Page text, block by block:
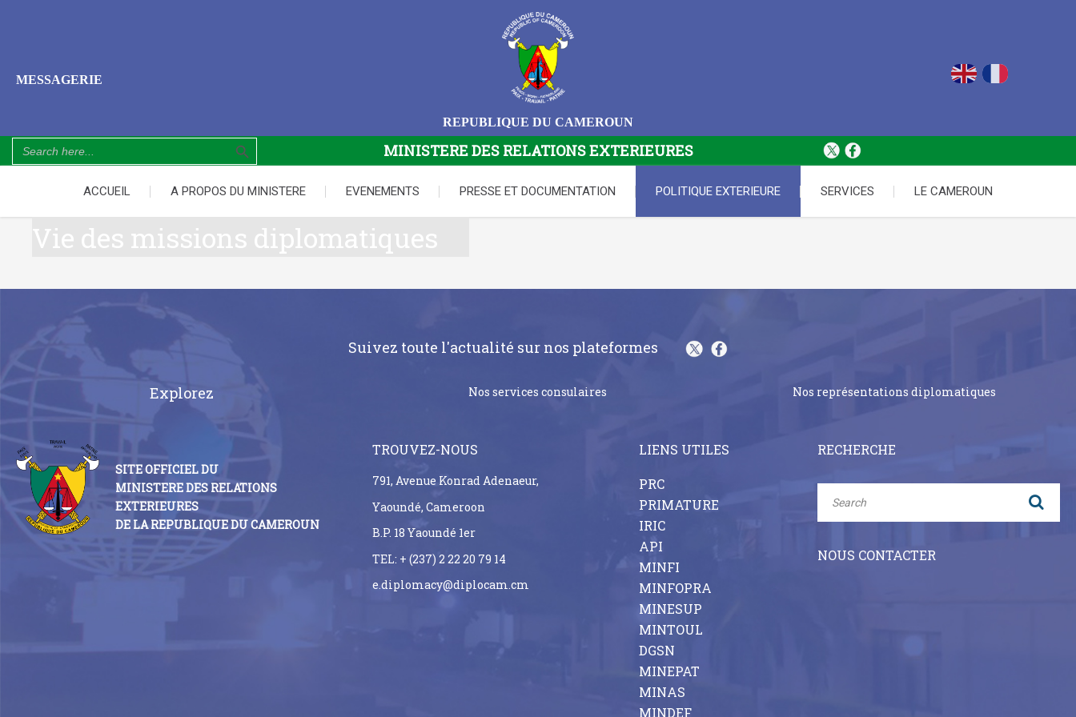
MESSAGERIE
REPUBLIQUE DU CAMEROUN
Search
for:
Search Button
MINISTERE DES RELATIONS EXTERIEURES
ACCUEIL A PROPOS DU MINISTERE EVENEMENTS PRESSE ET DOCUMENTATION POLITIQUE EXTERIEURE SERVICES LE CAMEROUN
Vie des missions diplomatiques
Suivez toute l'actualité sur nos plateformes
Explorez Nos services consulaires Nos représentations diplomatiques
SITE OFFICIEL DU
MINISTERE DES RELATIONS
EXTERIEURES
DE LA REPUBLIQUE DU CAMEROUN
TROUVEZ-NOUS
791, Avenue Konrad Adenaeur,
Yaoundé, Cameroon
B.P. 18 Yaoundé 1er
TEL: + (237) 2 22 20 79 14
e.diplomacy@diplocam.cm
LIENS UTILES
PRC
PRIMATURE
IRIC
API
MINFI
MINFOPRA
MINESUP
MINTOUL
DGSN
MINEPAT
MINAS
MINDEF
RECHERCHE
NOUS CONTACTER